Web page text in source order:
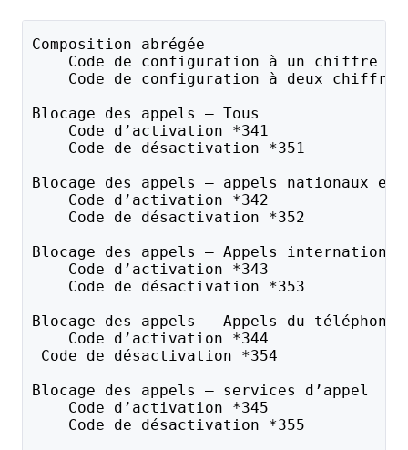
Composition abrégée
Code de configuration à un chiffre
Code de configuration à deux
Blocage des appels – Tous
    Code d’activation *341
    Code de désactivation *351
Blocage des appels – appels nationaux et
    Code d’activation *342
    Code de désactivation *352
Blocage des appels – Appels
    Code d’activation *343
    Code de désactivation *353
Blocage des appels – Appels du
    Code d’activation *344
Code de désactivation *354
Blocage des appels – services d’appel
    Code d’activation *345
    Code de désactivation *355